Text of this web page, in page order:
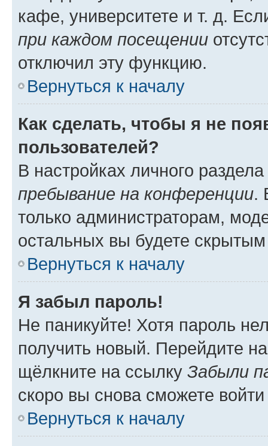
кафе, университете и т. д.
при каждом посещении
отключил эту функцию.
Вернуться к началу
Как сделать, чтобы я не
пользователей?
В настройках личного
пребывание на конференции.
только администраторам,
остальных вы будете
Вернуться к началу
Я забыл пароль!
Не паникуйте! Хотя пароль
получить новый. Перейдите
щёлкните на ссылку Забыли
скоро вы снова сможете
Вернуться к началу